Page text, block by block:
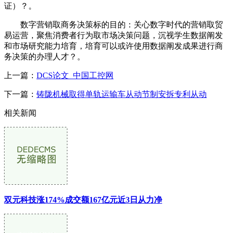
证）？。
数字营销取商务决策标的目的：关心数字时代的营销取贸
易运营，聚焦消费者行为取市场决策问题，沉视学生数据阐发
和市场研究能力培育，培育可以或许使用数据阐发成果进行商
务决策的办理人才？。
上一篇： DCS论文_中国工控网
下一篇： 铸陇机械取得单轨运输车从动节制安拆专利从动
相关新闻
双元科技涨174%成交额167亿元近3日从力净